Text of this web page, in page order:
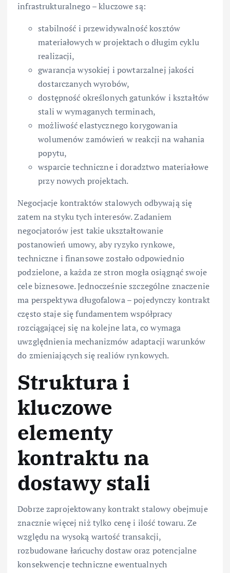
infrastrukturalnego – kluczowe są:
stabilność i przewidywalność kosztów
materiałowych w projektach o długim cyklu
realizacji,
gwarancja wysokiej i powtarzalnej jakości
dostarczanych wyrobów,
dostępność określonych gatunków i kształtów
stali w wymaganych terminach,
możliwość elastycznego korygowania
wolumenów zamówień w reakcji na wahania
popytu,
wsparcie techniczne i doradztwo materiałowe
przy nowych projektach.
Negocjacje kontraktów stalowych odbywają się
zatem na styku tych interesów. Zadaniem
negocjatorów jest takie ukształtowanie
postanowień umowy, aby ryzyko rynkowe,
techniczne i finansowe zostało odpowiednio
podzielone, a każda ze stron mogła osiągnąć swoje
cele biznesowe. Jednocześnie szczególne znaczenie
ma perspektywa długofalowa – pojedynczy kontrakt
często staje się fundamentem współpracy
rozciągającej się na kolejne lata, co wymaga
uwzględnienia mechanizmów adaptacji warunków
do zmieniających się realiów rynkowych.
Struktura i
kluczowe
elementy
kontraktu na
dostawy stali
Dobrze zaprojektowany kontrakt stalowy obejmuje
znacznie więcej niż tylko cenę i ilość towaru. Ze
względu na wysoką wartość transakcji,
rozbudowane łańcuchy dostaw oraz potencjalne
konsekwencje techniczne ewentualnych